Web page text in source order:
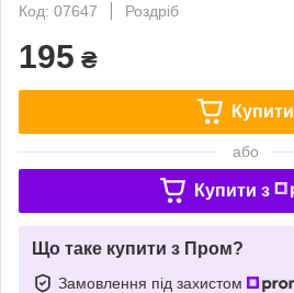
Код: 07647
Роздріб
195 ₴
Купити
або
Купити з
Що таке купити з Пром?
Замовлення під захистом